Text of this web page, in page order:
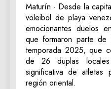
Maturín.- Desde la
voleibol de playa
emocionantes duelos
que formaron parte de
temporada 2025, que
de 26 duplas
significativa de atletas
región oriental.